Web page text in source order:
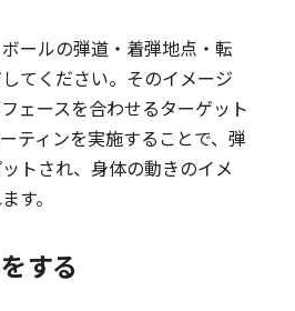
ールの弾道・着弾地点・転
てください。そのイメージ
ェースを合わせるターゲット
ティンを実施することで、弾
トされ、身体の動きのイメ
す。
する